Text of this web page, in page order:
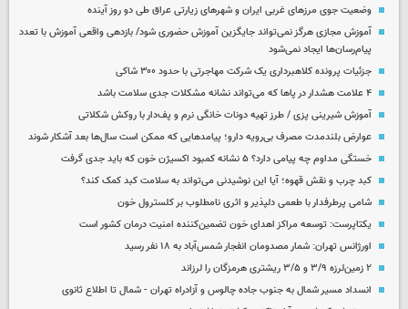
وضعیت جوی مرزهای غربی ایران و شهرهای زیارتی عراق طی دو روز آینده
آموزش مجازی هرگز نمی‌تواند جایگزین آموزش حضوری شود/ بازدهی واقعی آموزش با تعدد
پیام‌رسان‌ها ایجاد نمی‌شود
جزئیات پرونده کلاهبرداری یک شرکت مهاجرتی با حدود ۳۰۰ شاکی
۴ علامت هشدار در پاها که می‌تواند نشانه مشکلات جدی سلامت باشد
آموزش شیرینی پزی / طرز تهیه دونات خانگی نرم و پف‌دار با روکش شکلاتی
عوارض بلندمدت مصرف بی‌رویه دارو؛ پیامدهایی که ممکن است سال‌ها بعد آشکار شوند
خستگی مداوم چه پیامی دارد؟ ۵ نشانه کمبود اکسیژن خون که باید جدی گرفت
کبد چرب و نقش قهوه؛ آیا این نوشیدنی می‌تواند به سلامت کبد کمک کند؟
شامی پرطرفدار با طعمی دلپذیر و اثری نامطلوب بر کلسترول خون
یکتاپرست: توسعه مراکز اهدای خون تضمین‌کننده امنیت درمان کشور است
اورژانس تهران: شمار مصدومان انفجار شمس‌آباد به ۱۸ نفر رسید
۲ زمین‌لرزه ۳/۹ و ۳/۵ ریشتری هرمزگان را لرزاند
انسداد مسیر شمال به جنوب جاده چالوس و آزادراه تهران - شمال تا اطلاع ثانوی